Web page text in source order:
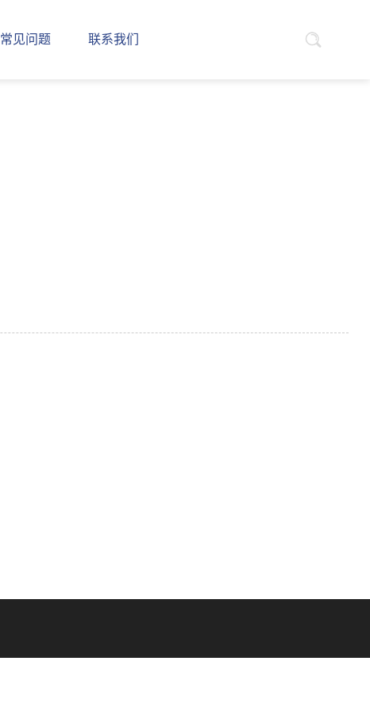
常见问题 联系我们